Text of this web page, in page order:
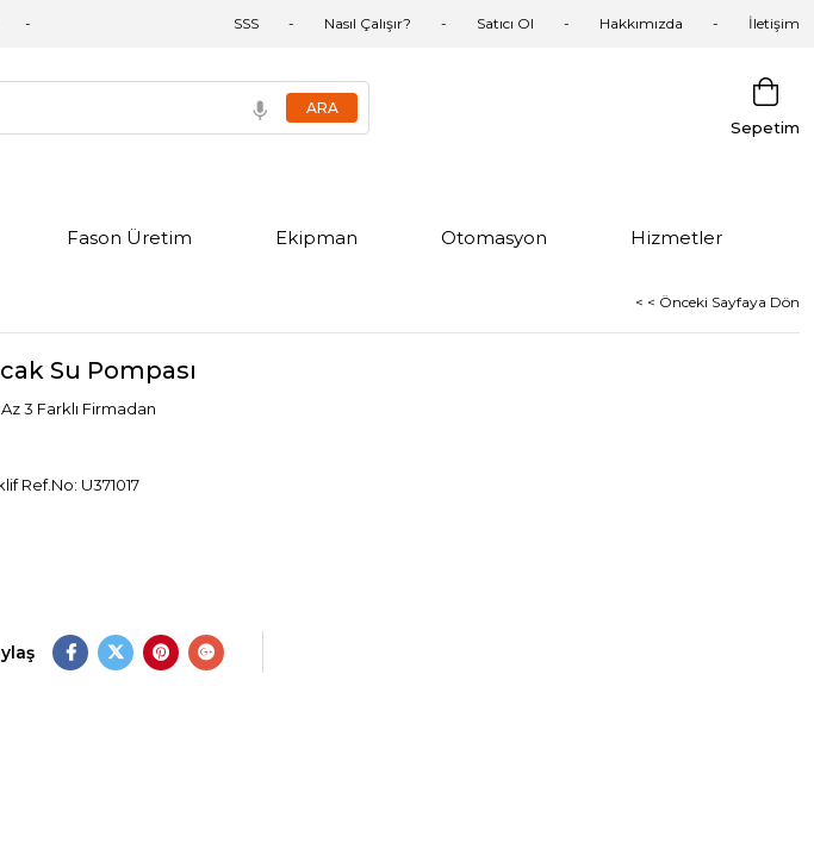
SSS Nasıl Çalışır? Satıcı Ol Hakkımızda İletişim
Sepetim
Fason Üretim Ekipman Otomasyon Hizmetler
< < Önceki Sayfaya Dön
Su Pompası
Az 3 Farklı Firmadan
Ref.No: U371017